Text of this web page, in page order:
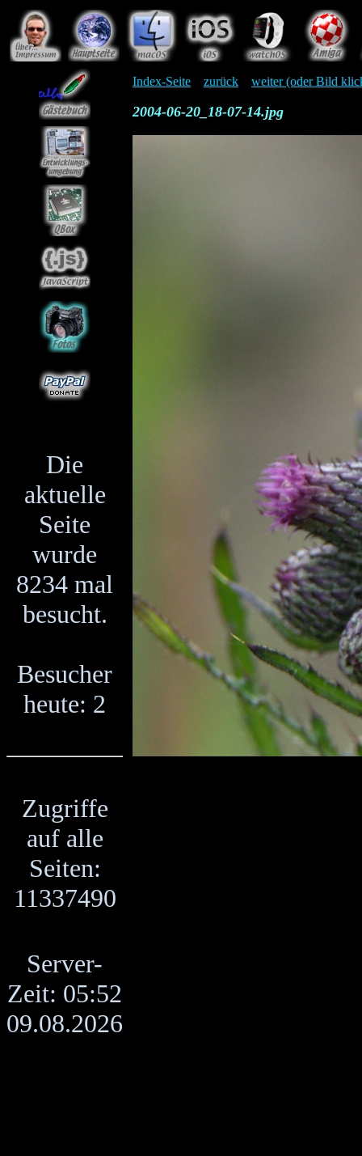
Die
aktuelle
Seite
wurde
8234 mal
besucht.
Besucher
heute: 2
Zugriffe
auf alle
Seiten:
11337490
Server-
Zeit: 05:52
09.08.2026
Index-Seite zurück weiter (oder Bild
2004-06-20_18-07-14.jpg